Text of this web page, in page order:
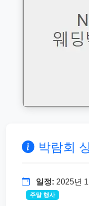
박람회
일정: 2025년
주말 행사